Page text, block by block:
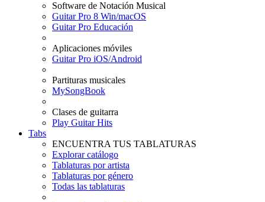
Software de Notación Musical
Guitar Pro 8 Win/macOS
Guitar Pro Educación
Aplicaciones móviles
Guitar Pro iOS/Android
Partituras musicales
MySongBook
Clases de guitarra
Play Guitar Hits
Tabs
ENCUENTRA TUS TABLATURAS
Explorar catálogo
Tablaturas por artista
Tablaturas por género
Todas las tablaturas